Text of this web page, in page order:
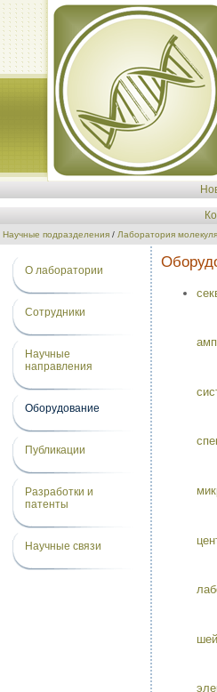
Научные подразделения / Лаборатория
О лаборатории
Сотрудники
Научные
направления
Оборудование
Публикации
Разработки и
патенты
Научные связи